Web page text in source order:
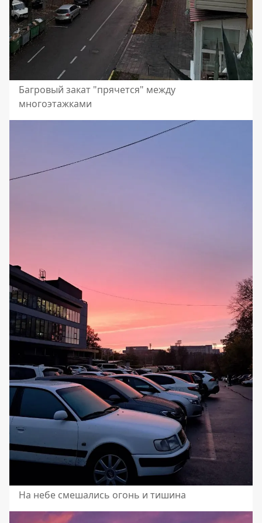
Багровый закат "прячется" между
многоэтажками
На небе смешались огонь и тишина